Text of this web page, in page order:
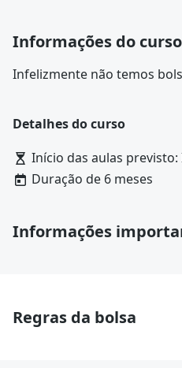
Informações do curso
Infelizmente não temos
deAEE na Prática:
Detalhes do curso
Início das aulas
Duração de 6 meses
Informações
Regras da bolsa